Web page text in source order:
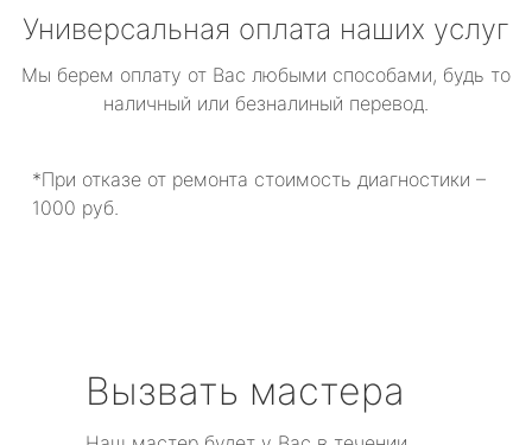
Универсальная оплата наших услуг
Мы берем оплату от Вас любыми способами, будь то
наличный или безналиный перевод.
*При отказе от ремонта стоимость диагностики –
1000 руб.
Вызвать мастера